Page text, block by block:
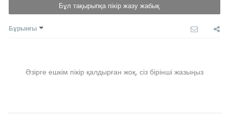
Бұл тақырыпқа пікір жазу жабық
Бұрынғы
Әзірге ешкім пікір қалдырған жоқ, сіз бірінші жазыңыз